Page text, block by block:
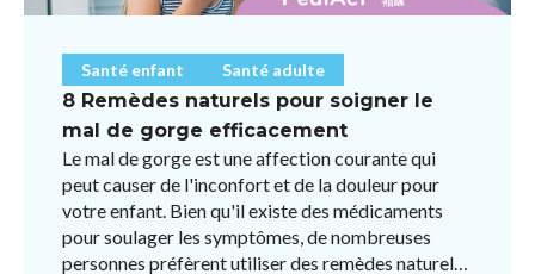
Santé enfant Santé adulte
8 Remèdes naturels pour soigner le
mal de gorge efficacement
Le mal de gorge est une affection courante qui
peut causer de l'inconfort et de la douleur pour
votre enfant. Bien qu'il existe des médicaments
pour soulager les symptômes, de nombreuses
personnes préfèrent utiliser des remèdes naturels